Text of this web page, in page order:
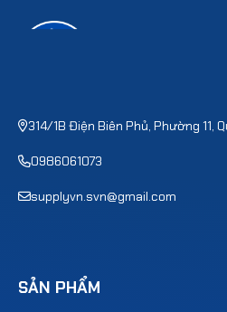
314/1B Điện Biên Phủ, Phường 11,
0986061073
supplyvn.svn@gmail.com
SẢN PHẨM